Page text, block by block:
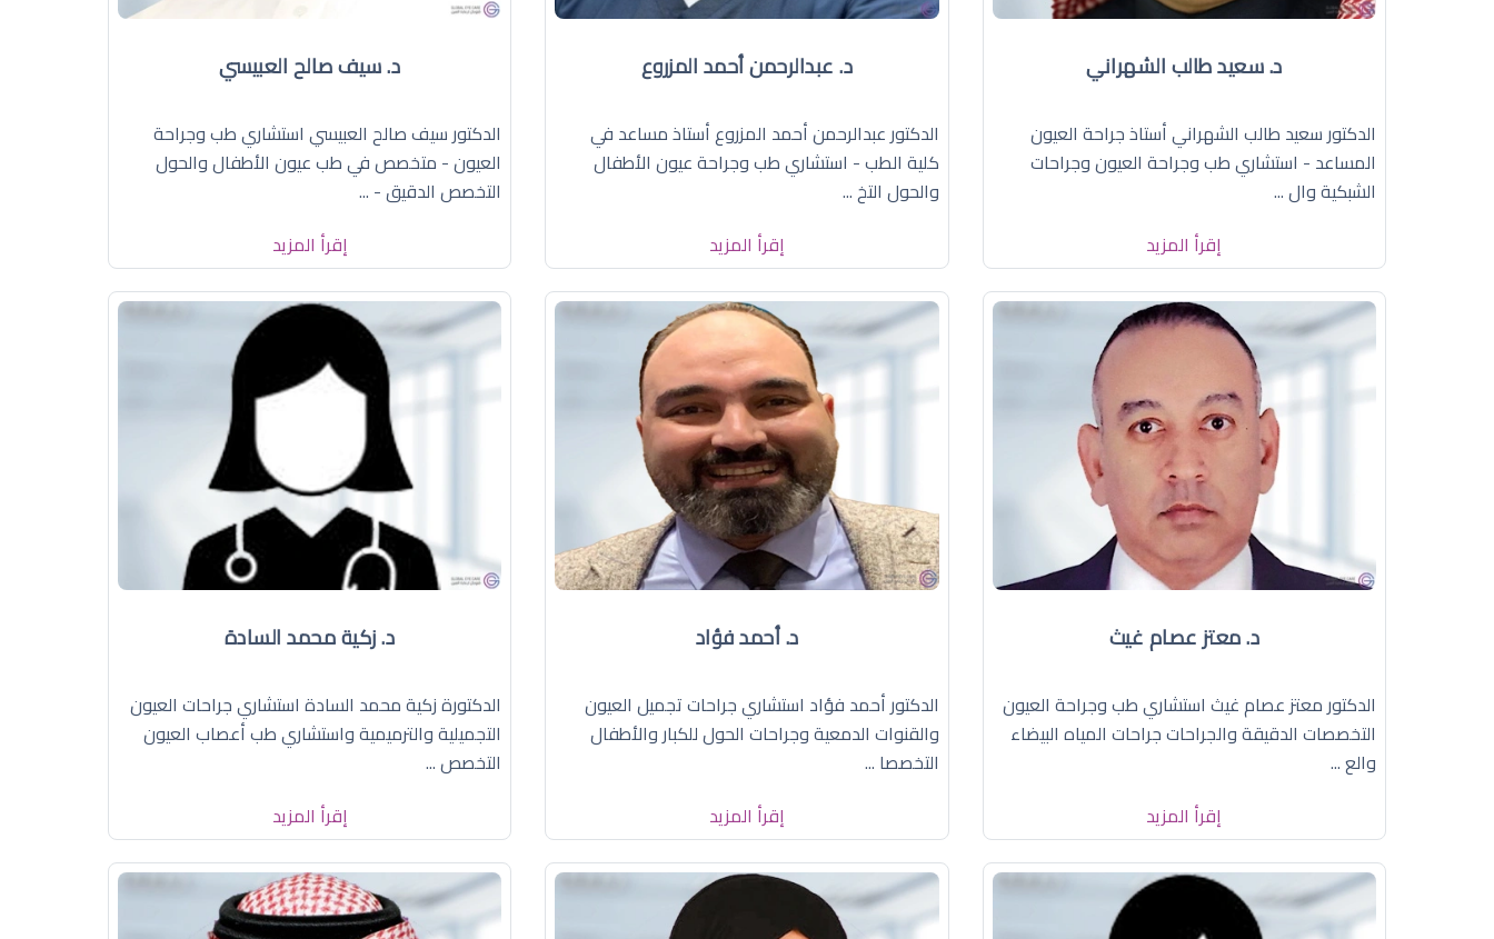
د. سعيد طالب الشهراني
الدكتور سعيد طالب الشهراني أستاذ جراحة العيون
المساعد - استشاري طب وجراحة العيون وجراحات
الشبكية وال ...
إقرأ المزيد
د. عبدالرحمن أحمد المزروع
الدكتور عبدالرحمن أحمد المزروع أستاذ مساعد في
كلية الطب - استشاري طب وجراحة عيون الأطفال
والحول التخ ...
إقرأ المزيد
د. سيف صالح العبيسي
الدكتور سيف صالح العبيسي استشاري طب وجراحة
العيون - متخصص في طب عيون الأطفال والحول
التخصص الدقيق - ...
إقرأ المزيد
د. معتز عصام غيث
الدكتور معتز عصام غيث استشاري طب وجراحة العيون
التخصصات الدقيقة والجراحات جراحات المياه البيضاء
والع ...
إقرأ المزيد
د. أحمد فؤاد
الدكتور أحمد فؤاد استشاري جراحات تجميل العيون
والقنوات الدمعية وجراحات الحول للكبار والأطفال
التخصصا ...
إقرأ المزيد
د. زكية محمد السادة
الدكتورة زكية محمد السادة استشاري جراحات العيون
التجميلية والترميمية واستشاري طب أعصاب العيون
التخصص ...
إقرأ المزيد